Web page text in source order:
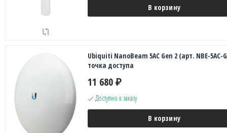
В корзину
Ubiquiti NanoBeam 5AC Gen 2 (арт. NBE-5AC-
точка доступа
11 680 ₽
Доступно к заказу
В корзину